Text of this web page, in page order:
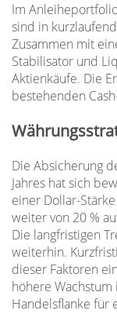
Im
sind in
Zusammen mit
Stabilisator und
Aktienkäufe. Die
bestehenden
Die Absicherung
Jahres hat sich
einer Dollar-
weiter von 20 %
Die langfristigen
weiterhin.
dieser Faktoren
höhere
Handelsflanke für